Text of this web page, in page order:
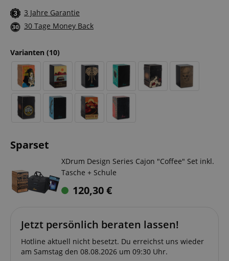
3 Jahre Garantie
30 Tage Money Back
Varianten (10)
Sparset
XDrum Design Series Cajon "Coffee" Set inkl.
Tasche + Schule
120,30€
Jetzt persönlich beraten lassen!
Hotline aktuell nicht besetzt. Du erreichst uns wieder
am Samstag den 08.08.2026 um 09:30 Uhr.